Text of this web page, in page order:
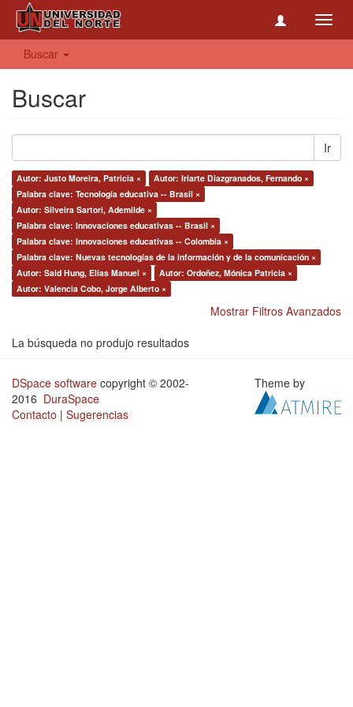
Buscar
Buscar
Ir
Autor: Justo Moreira, Patricia ×
Autor: Iriarte Diazgranados, Fernando ×
Palabra clave: Tecnología educativa -- Brasil ×
Autor: Silveira Sartori, Ademilde ×
Palabra clave: Innovaciones educativas -- Brasil ×
Palabra clave: Innovaciones educativas -- Colombia ×
Palabra clave: Nuevas tecnologías de la información y de la comunicación ×
Autor: Said Hung, Elías Manuel ×
Autor: Ordoñez, Mónica Patricia ×
Autor: Valencia Cobo, Jorge Alberto ×
Mostrar Filtros Avanzados
La búsqueda no produjo resultados
DSpace software copyright © 2002-
2016 DuraSpace
Contacto | Sugerencias
Theme by